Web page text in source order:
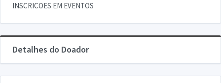
INSCRICOES EM EVENTOS
Detalhes do Doador